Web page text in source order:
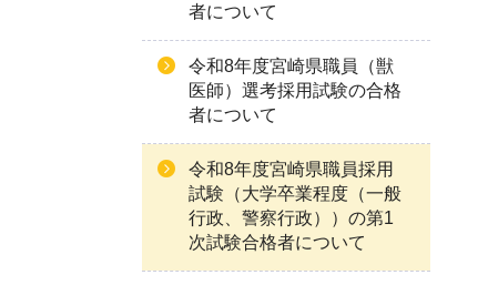
者について
令和8年度宮崎県職員（獣
医師）選考採用試験の合格
者について
令和8年度宮崎県職員採用
試験（大学卒業程度（一般
行政、警察行政））の第1
次試験合格者について